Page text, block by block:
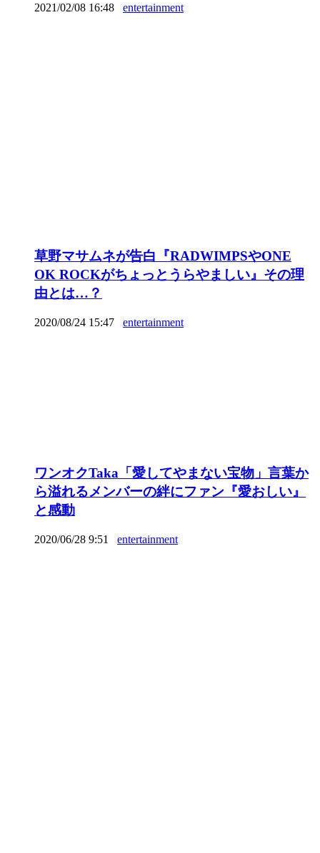
2021/02/08 16:48 entertainment
草野マサムネが告白『RADWIMPSやONE
OK ROCKがちょっとうらやましい』その理
由とは…？
2020/08/24 15:47 entertainment
ワンオクTaka「愛してやまない宝物」言葉か
ら溢れるメンバーの絆にファン『愛おしい』
と感動
2020/06/28 9:51 entertainment